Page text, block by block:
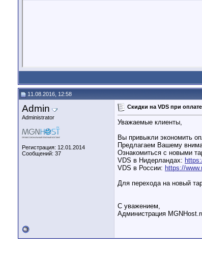
11.08.2016, 12:58
Admin
Administrator
Регистрация: 12.01.2014
Сообщений: 37
Скидки на VDS при
Уважаемые клиенты,
Вы привыкли экономить
Предлагаем Вашему
Ознакомиться с новыми
VDS в Нидерландах:
VDS в России: https://
Для перехода на новый
С уважением,
Администрация